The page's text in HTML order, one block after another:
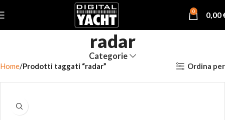
0 0,00
radar
Categorie
Home Prodotti taggati “radar” Ordina per